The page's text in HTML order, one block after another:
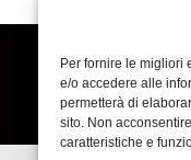
Per fornire le migliori
e/o accedere alle
permetterà di
sito. Non
caratteristiche e